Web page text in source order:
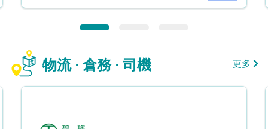
物流 · 倉務 · 司機 更多